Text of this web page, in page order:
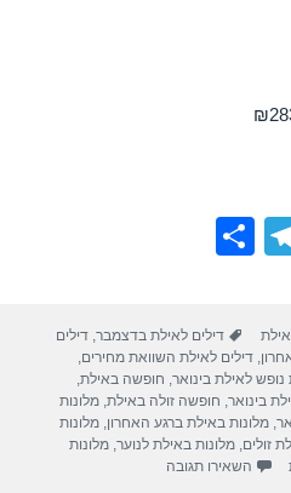
08/12/2019
T
gr
a
m
e
תגיות
דילים לאילת בדצמבר,דילים
,דילים לאילת השוואת מחירים,
נופש לאילת בינואר, חופשה באילת,
בינואר, חופשה זולה באילת,מלונות
,מלונות באילת ברגע האחרון,מלונות
זולים,מלונות באילת לנוער,מלונות
השאירו תגובה